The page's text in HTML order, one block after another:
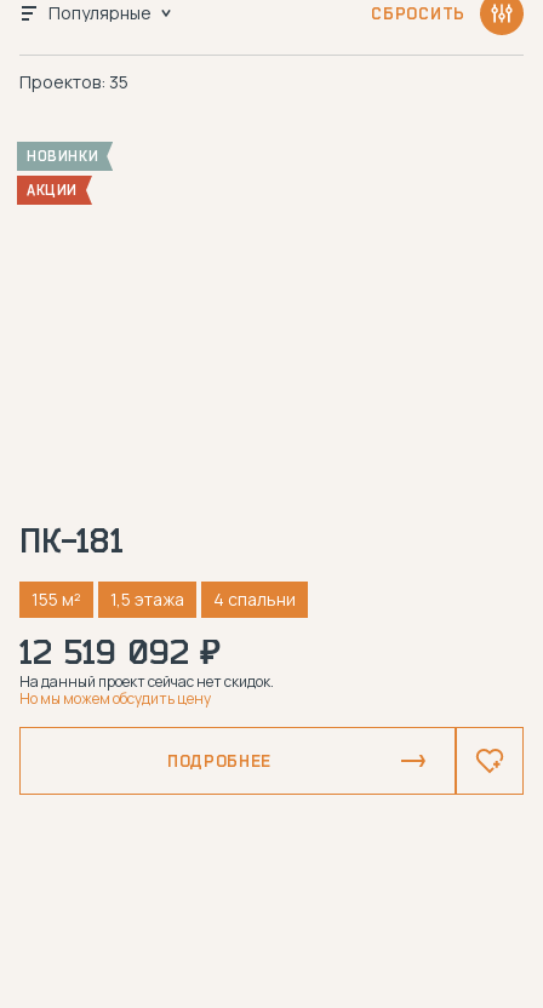
Популярные СБРОСИТЬ
Проектов: 35
НОВИНКИ
АКЦИИ
ПК-181
155 м² 1,5 этажа 4 спальни
12 519 092 ₽
На данный проект сейчас нет скидок.
Но мы можем обсудить цену
ПОДРОБНЕЕ